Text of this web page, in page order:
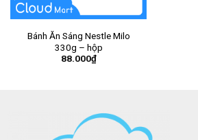
Bánh Ăn Sáng Nestle Milo
330g – hộp
88.000₫